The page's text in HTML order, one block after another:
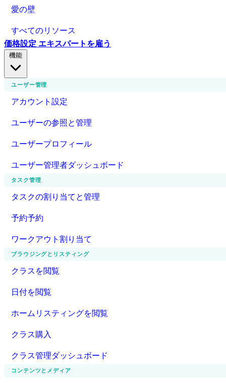
愛の壁
すべてのリソース
価格設定 エキスパートを雇う
ユーザー管理
アカウント設定
ユーザーの参照と管理
ユーザープロフィール
ユーザー管理者ダッシュボード
タスク管理
タスクの割り当てと管理
予約予約
ワークアウト割り当て
ブラウジングとリスティング
クラスを閲覧
日付を閲覧
ホームリスティングを閲覧
クラス購入
クラス管理ダッシュボード
コンテンツとメディア